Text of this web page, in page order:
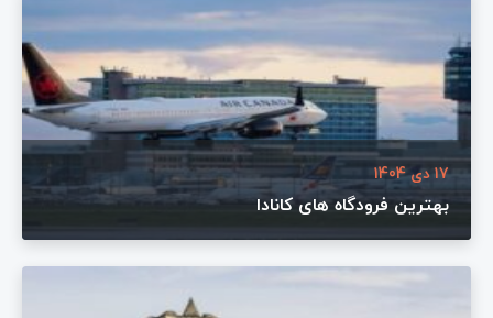
17 دی 1404
بهترین فرودگاه های کانادا